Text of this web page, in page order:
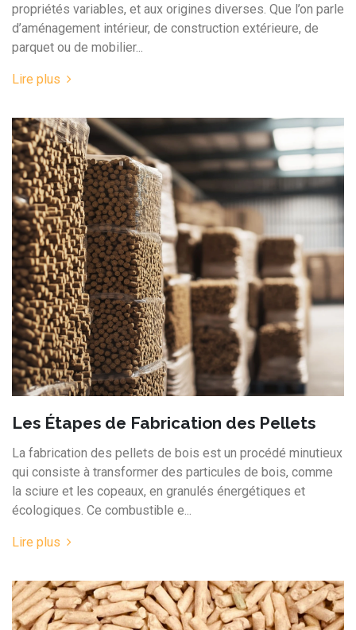
propriétés variables, et aux origines diverses. Que l’on parle
d’aménagement intérieur, de construction extérieure, de
parquet ou de mobilier...
Lire plus
Les Étapes de Fabrication des Pellets
La fabrication des pellets de bois est un procédé minutieux
qui consiste à transformer des particules de bois, comme
la sciure et les copeaux, en granulés énergétiques et
écologiques. Ce combustible e...
Lire plus